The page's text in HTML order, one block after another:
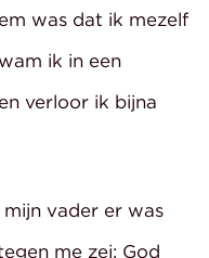
was dat ik mezelf
ik in een
verloor ik bijna
vader er was
me zei: God